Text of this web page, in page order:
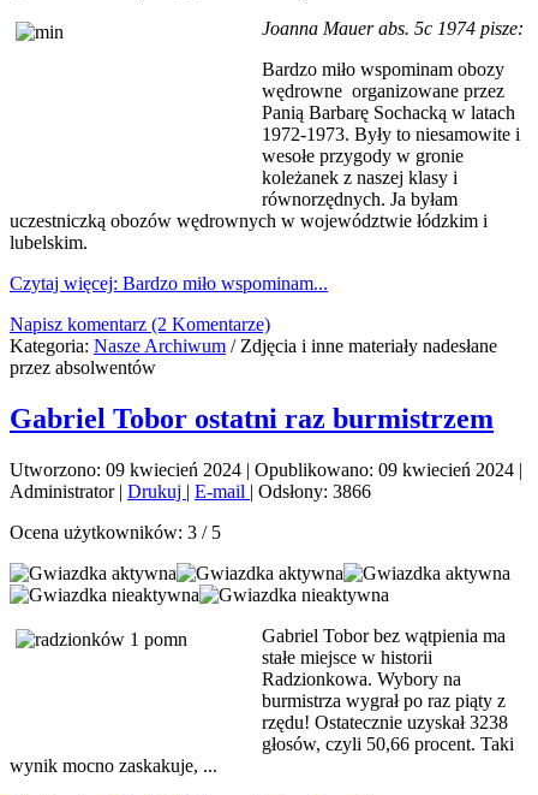
Joanna Mauer abs. 5c 1974 pisze:
Bardzo miło wspominam obozy
wędrowne organizowane przez
Panią Barbarę Sochacką w latach
1972-1973. Były to niesamowite i
wesołe przygody w gronie
koleżanek z naszej klasy i
równorzędnych. Ja byłam
uczestniczką obozów wędrownych w województwie łódzkim i
lubelskim.
Czytaj więcej: Bardzo miło wspominam...
Napisz komentarz (2 Komentarze)
Kategoria: Nasze Archiwum / Zdjęcia i inne materiały nadesłane
przez absolwentów
Gabriel Tobor ostatni raz burmistrzem
Utworzono: 09 kwiecień 2024 | Opublikowano: 09 kwiecień 2024 |
Administrator| Drukuj | E-mail | Odsłony: 3866
Ocena użytkowników: 3 / 5
Gabriel Tobor bez wątpienia ma
stałe miejsce w historii
Radzionkowa. Wybory na
burmistrza wygrał po raz piąty z
rzędu! Ostatecznie uzyskał 3238
głosów, czyli 50,66 procent. Taki
wynik mocno zaskakuje, ...